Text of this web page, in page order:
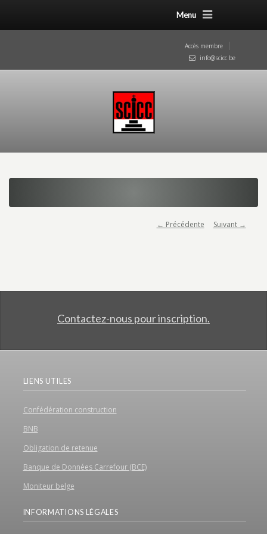
Menu
Accès membre
info@scicc.be
← Précédente Suivant →
Contactez-nous pour inscription.
LIENS UTILES
Confédération construction
BNB
Obligation de retenue
Banque de Données Carrefour (BCE)
Moniteur belge
INFORMATIONS LÉGALES